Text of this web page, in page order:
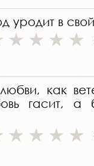
уродит в
как
гасит,